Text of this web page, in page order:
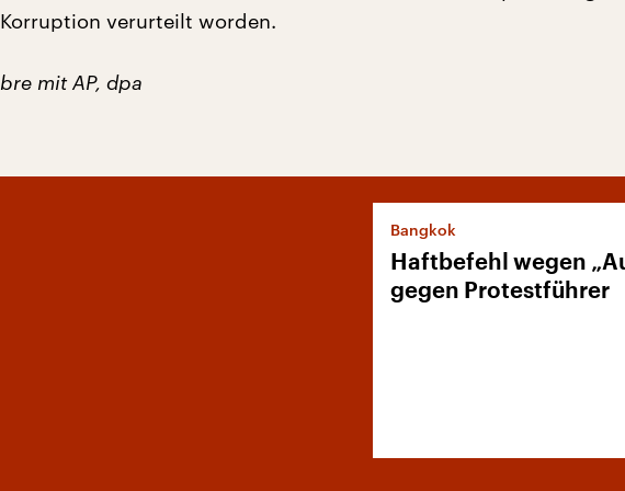
Korruption verurteilt worden.
bre mit AP, dpa
Bangkok
Haftbefehl wegen
gegen Protestführer